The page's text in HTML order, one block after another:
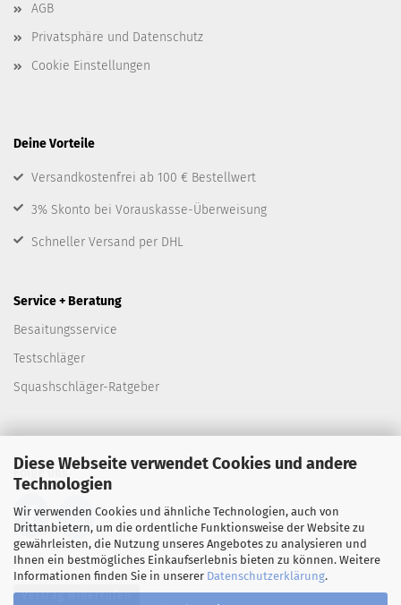
Diese Webseite verwendet Cookies und andere
Technologien
Wir verwenden Cookies und ähnliche Technologien, auch von
Drittanbietern, um die ordentliche Funktionsweise der Website zu
gewährleisten, die Nutzung unseres Angebotes zu analysieren und
Ihnen ein bestmögliches Einkaufserlebnis bieten zu können. Weitere
Informationen finden Sie in unserer Datenschutzerklärung.
AGB
Privatsphäre und Datenschutz
Cookie Einstellungen
Deine Vorteile
Versandkostenfrei ab 100 € Bestellwert
3% Skonto bei Vorauskasse-Überweisung
Schneller Versand per DHL
Service + Beratung
Besaitungsservice
Testschläger
Squashschläger-Ratgeber
Folge uns
Vertrag widerrufen